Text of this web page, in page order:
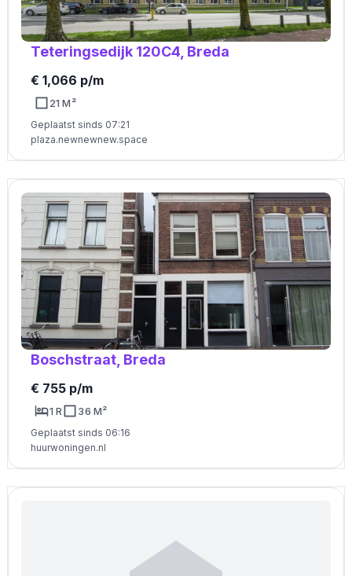
Teteringsedijk 120C4, Breda
€ 1,066 p/m
21 M²
Geplaatst sinds 07:21
plaza.newnewnew.space
Boschstraat, Breda
€ 755 p/m
1 R 36 M²
Geplaatst sinds 06:16
huurwoningen.nl